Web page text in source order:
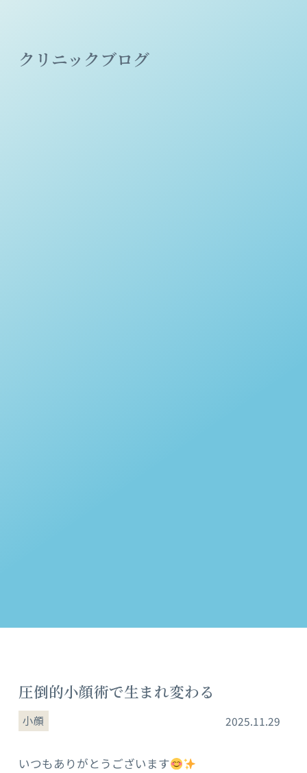
クリニックブログ
圧倒的小顔術で生まれ変わる
小顔 2025.11.29
いつもありがとうございます